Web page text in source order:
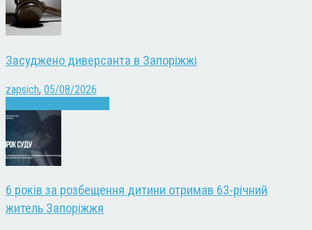
Засуджено диверсанта в Запоріжжі
zapsich, 05/08/2026
6 років за розбещення дитини отримав 63-річний
житель Запоріжжя